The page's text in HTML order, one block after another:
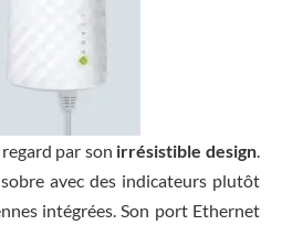
par son irrésistible design
avec des indicateurs plutôt
intégrées. Son port Ethernet